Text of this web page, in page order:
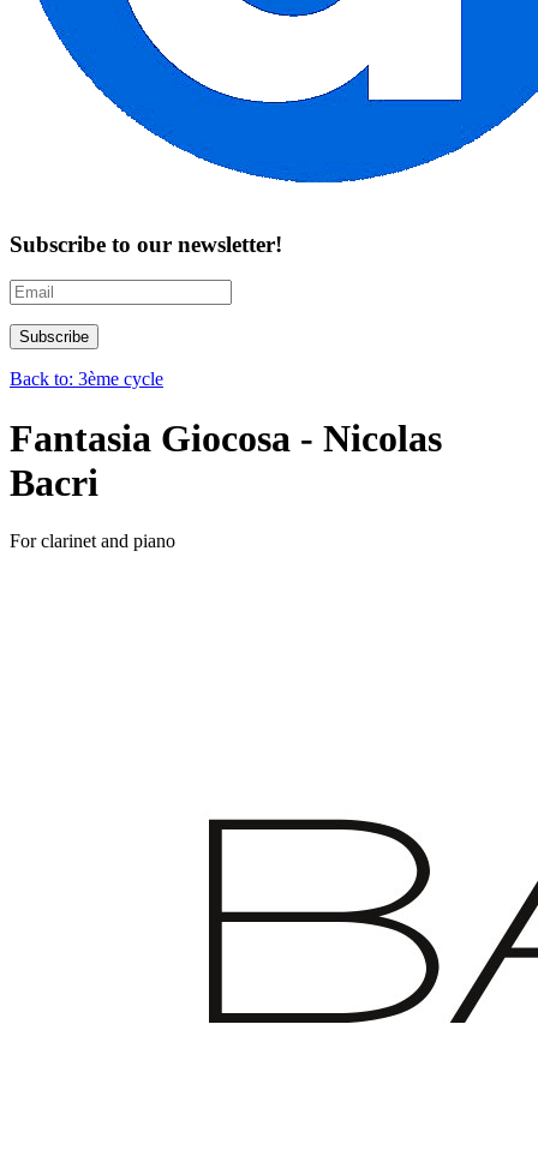
Subscribe to our newsletter!
Back to: 3ème cycle
Fantasia Giocosa - Nicolas
Bacri
For clarinet and piano